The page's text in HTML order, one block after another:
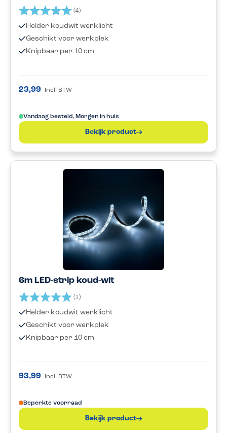
Beoordeling: (4)
Helder koudwit werklicht
Geschikt voor werkplek
Knipbaar per 10 cm
23,99 Incl. BTW
Vandaag besteld, Morgen in huis
Bekijk product
6m LED-strip koud-wit
Beoordeling: (1)
Helder koudwit werklicht
Geschikt voor werkplek
Knipbaar per 10 cm
93,99 Incl. BTW
Beperkte voorraad
Bekijk product